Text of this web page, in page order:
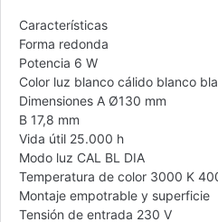
Características
Forma redonda
Potencia 6 W
Color luz blanco cálido blanco
Dimensiones A Ø130 mm
B 17,8 mm
Vida útil 25.000 h
Modo luz CAL BL DIA
Temperatura de color 3000 K
Montaje empotrable y superficie
Tensión de entrada 230 V